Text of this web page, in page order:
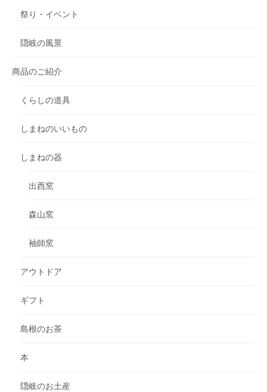
祭り・イベント
隠岐の風景
商品のご紹介
くらしの道具
しまねのいいもの
しまねの器
出西窯
森山窯
袖師窯
アウトドア
ギフト
島根のお茶
本
隠岐のお土産